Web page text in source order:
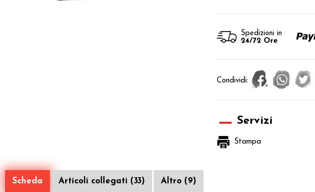
Spedizioni in
24/72 Ore
Condividi:
Servizi
Stampa
Scheda Articoli collegati (33) Altro (9)